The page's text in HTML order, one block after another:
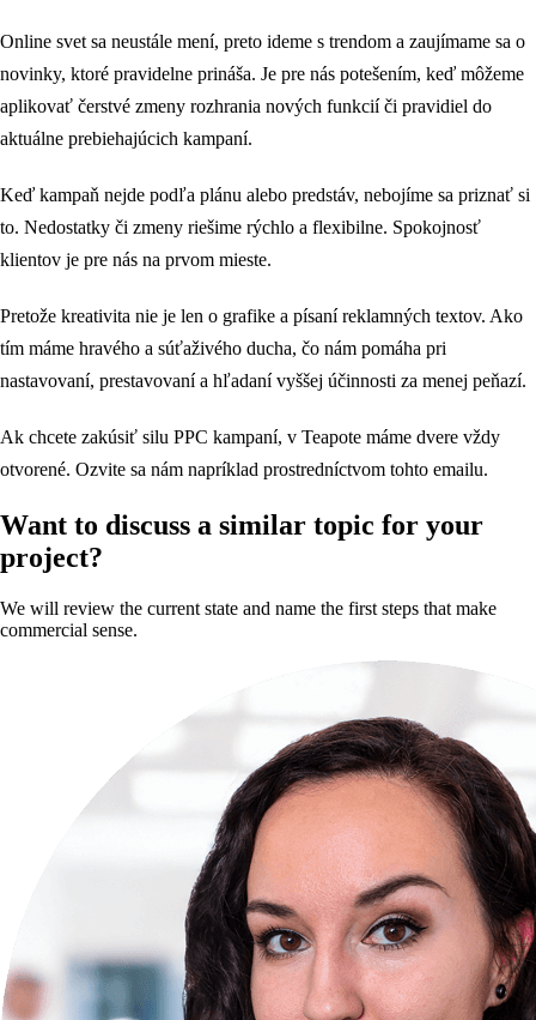
Online svet sa neustále mení, preto ideme s trendom a zaujímame sa o
novinky, ktoré pravidelne prináša. Je pre nás potešením, keď môžeme
aplikovať čerstvé zmeny rozhrania nových funkcií či pravidiel do
aktuálne prebiehajúcich kampaní.
Keď kampaň nejde podľa plánu alebo predstáv, nebojíme sa priznať si
to. Nedostatky či zmeny riešime rýchlo a flexibilne. Spokojnosť
klientov je pre nás na prvom mieste.
Pretože kreativita nie je len o grafike a písaní reklamných textov. Ako
tím máme hravého a súťaživého ducha, čo nám pomáha pri
nastavovaní, prestavovaní a hľadaní vyššej účinnosti za menej peňazí.
Ak chcete zakúsiť silu PPC kampaní, v Teapote máme dvere vždy
otvorené. Ozvite sa nám napríklad prostredníctvom tohto emailu.
Want to discuss a similar topic for your
project?
We will review the current state and name the first steps that make
commercial sense.